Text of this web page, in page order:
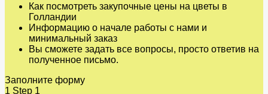
Как посмотреть закупочные цены на цветы в
Голландии
Информацию о начале работы с нами и
минимальный заказ
Вы сможете задать все вопросы, просто ответив на
полученное письмо.
Заполните форму
1 Step 1